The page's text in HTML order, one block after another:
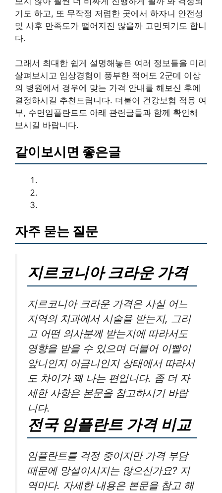
기도 하고, 또 무작정 저렴한 곳에서 하자니 안전성
및 사후 만족도가 떨어지진 않을까 고민되기도 합니
다.
그래서 최대한 쉽게 설명해놓은 여러 정보들을 미리
살펴보시고 임상경험이 풍부한 적어도 2군데 이상
의 병원에서 경우에 맞는 가격 안내를 해보신 후에
결정하시길 추천드립니다. 더불어 건강보험 적용 여
부, 수면임플란트도 아래 관련글들과 함께 확인해
보시길 바랍니다.
같이보시면 좋은글
자주 묻는 질문
지르코니아 크라운 가격
지르코니아 크라운 가격은 사실 어느
지역의 치과에서 시술을 받는지, 그리
고 어떤 의사분께 받는지에 따라서도
영향을 받을 수 있으며 더불어 이빨이
앞니인지 어금니인지 상태에서 따라서
도 차이가 꽤 나는 편입니다. 좀 더 자
세한 사항은 본문을 참고하시기 바랍
니다.
전국 임플란트 가격 비교
임플란트를 걱정 중이지만 가격 부담
때문에 망설이시지는 않으신가요? 지
역마다. 자세한 내용은 본문을 참고 해